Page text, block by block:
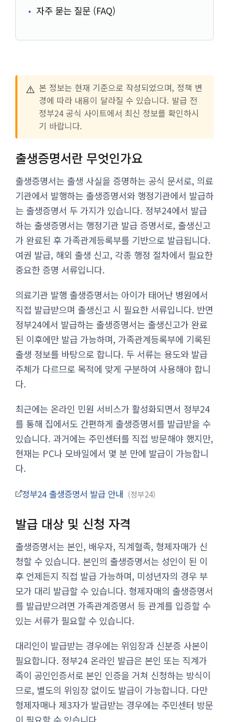
자주 묻는 질문 (FAQ)
⚠️ 본 정보는 현재 기준으로 작성되었으며, 정책 변
경에 따라 내용이 달라질 수 있습니다. 발급 전
정부24 공식 사이트에서 최신 정보를 확인하시
기 바랍니다.
출생증명서란 무엇인가요
출생증명서는 출생 사실을 증명하는 공식 문서로, 의료
기관에서 발행하는 출생증명서와 행정기관에서 발급하
는 출생증명서 두 가지가 있습니다. 정부24에서 발급
하는 출생증명서는 행정기관 발급 증명서로, 출생신고
가 완료된 후 가족관계등록부를 기반으로 발급됩니다.
여권 발급, 해외 출생 신고, 각종 행정 절차에서 필요한
중요한 증명 서류입니다.
의료기관 발행 출생증명서는 아이가 태어난 병원에서
직접 발급받으며 출생신고 시 필요한 서류입니다. 반면
정부24에서 발급하는 출생증명서는 출생신고가 완료
된 이후에만 발급 가능하며, 가족관계등록부에 기록된
출생 정보를 바탕으로 합니다. 두 서류는 용도와 발급
주체가 다르므로 목적에 맞게 구분하여 사용해야 합니
다.
최근에는 온라인 민원 서비스가 활성화되면서 정부24
를 통해 집에서도 간편하게 출생증명서를 발급받을 수
있습니다. 과거에는 주민센터를 직접 방문해야 했지만,
현재는 PC나 모바일에서 몇 분 만에 발급이 가능합니
다.
정부24 출생증명서 발급 안내 정부24
발급 대상 및 신청 자격
출생증명서는 본인, 배우자, 직계혈족, 형제자매가 신
청할 수 있습니다. 본인의 출생증명서는 성인이 된 이
후 언제든지 직접 발급 가능하며, 미성년자의 경우 부
모가 대리 발급할 수 있습니다. 형제자매의 출생증명서
를 발급받으려면 가족관계증명서 등 관계를 입증할 수
있는 서류가 필요할 수 있습니다.
대리인이 발급받는 경우에는 위임장과 신분증 사본이
필요합니다. 정부24 온라인 발급은 본인 또는 직계가
족이 공인인증서로 본인 인증을 거쳐 신청하는 방식이
므로, 별도의 위임장 없이도 발급이 가능합니다. 다만
형제자매나 제3자가 발급받는 경우에는 주민센터 방문